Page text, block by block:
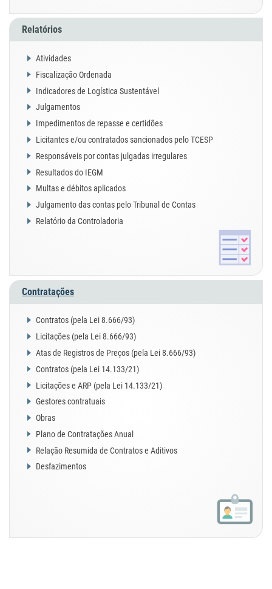
Relatórios
Atividades
Fiscalização Ordenada
Indicadores de Logística Sustentável
Julgamentos
Impedimentos de repasse e certidões
Licitantes e/ou contratados sancionados pelo TCESP
Responsáveis por contas julgadas irregulares
Resultados do IEGM
Multas e débitos aplicados
Julgamento das contas pelo Tribunal de Contas
Relatório da Controladoria
Contratações
Contratos (pela Lei 8.666/93)
Licitações (pela Lei 8.666/93)
Atas de Registros de Preços (pela Lei 8.666/93)
Contratos (pela Lei 14.133/21)
Licitações e ARP (pela Lei 14.133/21)
Gestores contratuais
Obras
Plano de Contratações Anual
Relação Resumida de Contratos e Aditivos
Desfazimentos